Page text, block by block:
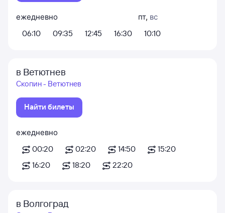
ежедневно
06:10
09:35 12:45 16:30
пт, вс
10:10
в Ветютнев
Скопин - Ветютнев
Найти билеты
ежедневно
00:20
02:20 14:50
15:20
16:20
18:20 22:20
в Волгоград